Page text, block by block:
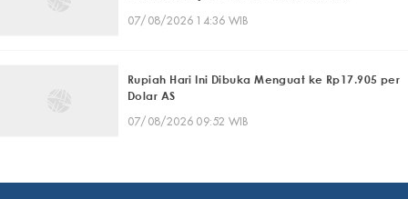
07/08/2026 14:36 WIB
Rupiah Hari Ini Dibuka Menguat ke Rp17.905 per
Dolar AS
07/08/2026 09:52 WIB